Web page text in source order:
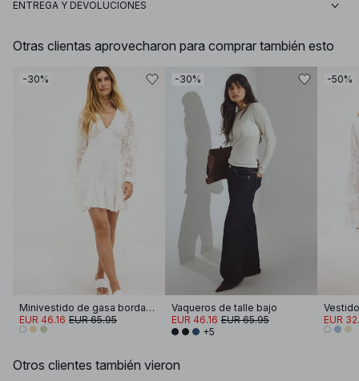
ENTREGA Y DEVOLUCIONES
Otras clientas aprovecharon para comprar también esto
-30%
Minivestido de gasa bordada de manga larga
EUR 46.16 EUR 65.95
-30%
Vaqueros de talle bajo
EUR 46.16 EUR 65.95
+5
-50%
EUR
Otros clientes también vieron